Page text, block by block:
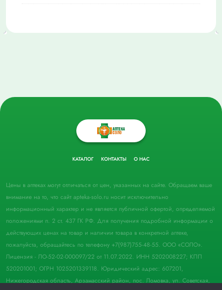
КАТАЛОГ КОНТАКТЫ О НАС
Цены в аптеках могут отличаться от цен, указанных на сайте. Обращаем ваше
внимание на то, что сайт apteka-solo.ru носит исключительно
информационный характер и не является публичной офертой, определяемой
положениями п. 2 ст. 437 ГК РФ. Для получения подробной информации о
действующих ценах на товар и наличии товара в конкретной аптеке,
пожалуйста, обращайтесь по телефону +7(987)755-48-55. ООО «СОЛО».
Лицензия - ЛО-52-02-000097/22 от 11.07.2022. ИНН 5202008227; КПП
520201001; ОГРН 1025201339118. Юридический адрес: 607201,
Нижегородская область, Арзамасский район, пос. Ломовка, ул. Советская,